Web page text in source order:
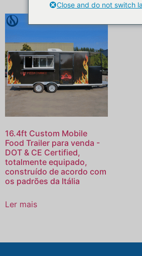
16.4ft Custom Mobile
Food Trailer para venda -
DOT & CE Certified,
totalmente equipado,
construído de acordo com
os padrões da Itália
Ler mais
Close and do not switch